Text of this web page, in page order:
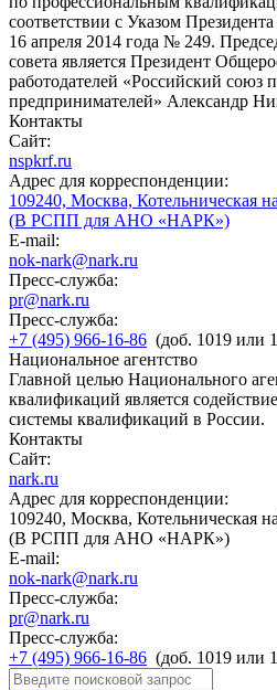
соответствии с Указом
16 апреля 2014 года № 249.
совета является Президент
работодателей «Российский
предпринимателей» Александр
Контакты
Сайт:
nspkrf.ru
Адрес для корреспонденции:
109240, Москва, Котельническая
(В РСПП для АНО «НАРК»)
E-mail:
nok-nark@nark.ru
Пресс-служба:
pr@nark.ru
Пресс-служба:
+7 (495) 966-16-86 (доб. 1019 или
Национальное агентство
Главной целью Национального
квалификаций является
системы квалификаций в России.
Контакты
Сайт:
nark.ru
Адрес для корреспонденции:
109240, Москва, Котельническая
(В РСПП для АНО «НАРК»)
E-mail:
nok-nark@nark.ru
Пресс-служба:
pr@nark.ru
Пресс-служба:
+7 (495) 966-16-86 (доб. 1019 или